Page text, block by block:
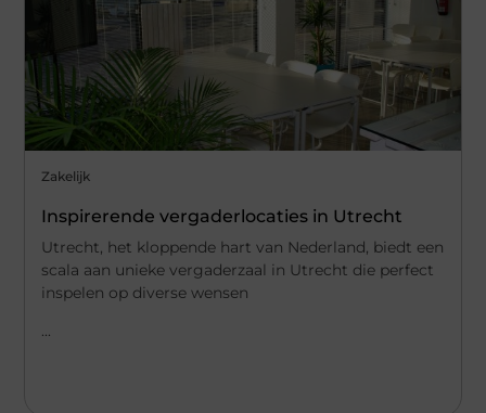
Zakelijk
Inspirerende vergaderlocaties in Utrecht
Utrecht, het kloppende hart van Nederland, biedt een
scala aan unieke vergaderzaal in Utrecht die perfect
inspelen op diverse wensen
...